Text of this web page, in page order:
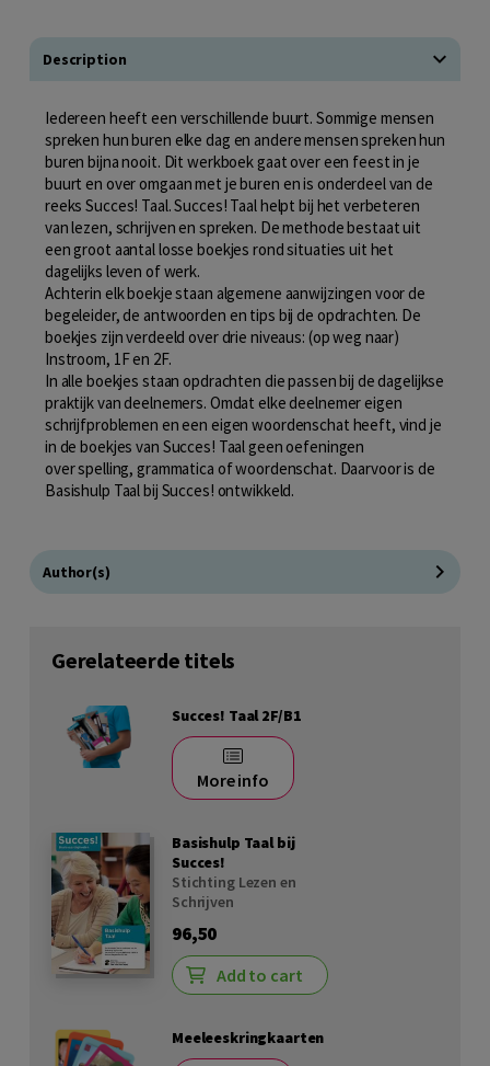
Description
Iedereen heeft een verschillende buurt. Sommige mensen
spreken hun buren elke dag en andere mensen spreken hun
buren bijna nooit. Dit werkboek gaat over een feest in je
buurt en over omgaan met je buren en is onderdeel van de
reeks Succes! Taal. Succes! Taal helpt bij het verbeteren
van lezen, schrijven en spreken. De methode bestaat uit
een groot aantal losse boekjes rond situaties uit het
dagelijks leven of werk.
Achterin elk boekje staan algemene aanwijzingen voor de
begeleider, de antwoorden en tips bij de opdrachten. De
boekjes zijn verdeeld over drie niveaus: (op weg naar)
Instroom, 1F en 2F.
In alle boekjes staan opdrachten die passen bij de dagelijkse
praktijk van deelnemers. Omdat elke deelnemer eigen
schrijfproblemen en een eigen woordenschat heeft, vind je
in de boekjes van Succes! Taal geen oefeningen
over spelling, grammatica of woordenschat. Daarvoor is de
Basishulp Taal bij Succes! ontwikkeld.
Author(s)
Gerelateerde titels
Succes! Taal 2F/B1
More info
Basishulp Taal bij
Succes!
Stichting Lezen en
Schrijven
96,50
Add to cart
Meeleeskringkaarten